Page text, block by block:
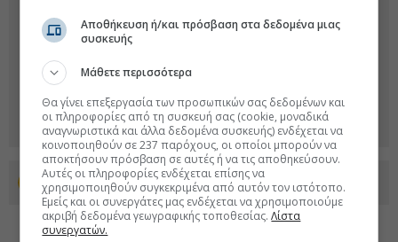
Προσθέστε το euro2day.gr στο Discover
Αποθήκευση ή/και πρόσβαση στα δεδομένα μιας
συσκευής
Μάθετε περισσότερα
Θα γίνει επεξεργασία των προσωπικών σας δεδομένων και
οι πληροφορίες από τη συσκευή σας (cookie, μοναδικά
αναγνωριστικά και άλλα δεδομένα συσκευής) ενδέχεται να
κοινοποιηθούν σε 237 παρόχους, οι οποίοι μπορούν να
αποκτήσουν πρόσβαση σε αυτές ή να τις αποθηκεύσουν.
Αυτές οι πληροφορίες ενδέχεται επίσης να
χρησιμοποιηθούν συγκεκριμένα από αυτόν τον ιστότοπο.
Εμείς και οι συνεργάτες μας ενδέχεται να χρησιμοποιούμε
ακριβή δεδομένα γεωγραφικής τοποθεσίας.Λίστα
συνεργατών.